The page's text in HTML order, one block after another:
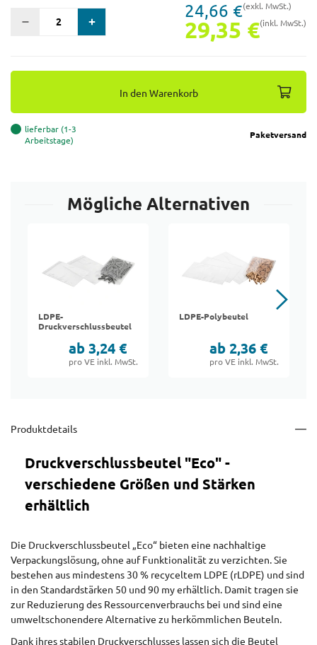
24,66 €(exkl. MwSt.)
29,35 €(inkl. MwSt.)
In den Warenkorb
lieferbar (1-3
Arbeitstage)
Paketversand
Mögliche Alternativen
LDPE-
Druckverschlussbeutel
ab 3,24 €
pro VE inkl. MwSt.
LDPE-Polybeutel
ab 2,36 €
pro VE inkl. MwSt.
Produktdetails
Druckverschlussbeutel "Eco" -
verschiedene Größen und Stärken
erhältlich
Die Druckverschlussbeutel „Eco“ bieten eine nachhaltige
Verpackungslösung, ohne auf Funktionalität zu verzichten. Sie
bestehen aus mindestens 30 % recyceltem LDPE (rLDPE) und sind
in den Standardstärken 50 und 90 my erhältlich. Damit tragen sie
zur Reduzierung des Ressourcenverbrauchs bei und sind eine
umweltschonendere Alternative zu herkömmlichen Beuteln.
Dank ihres stabilen Druckverschlusses lassen sich die Beutel